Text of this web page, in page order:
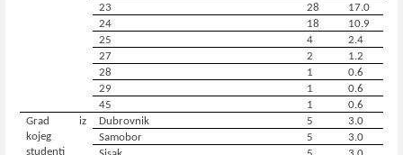
23
28
17.0
24
18
10.9
25
4
2.4
27
2
1.2
28
1
0.6
29
1
0.6
45
1
0.6
Grad iz
kojeg
studenti
Dubrovnik 5
3.0
Samobor
5
3.0